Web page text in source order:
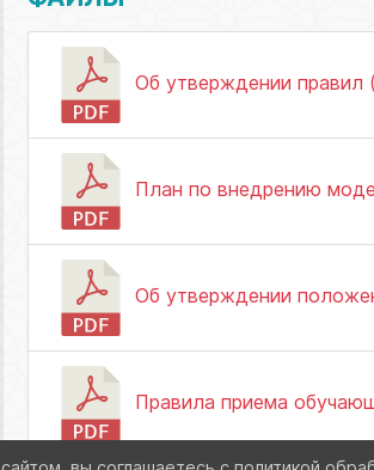
Об утверждении правил
План по внедрению
Об утверждении
Правила приема